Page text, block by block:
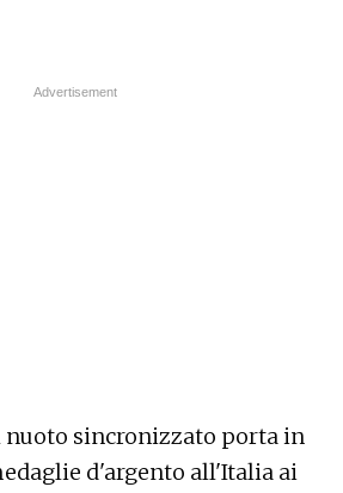
nuoto sincronizzato porta in
d'argento all'Italia ai